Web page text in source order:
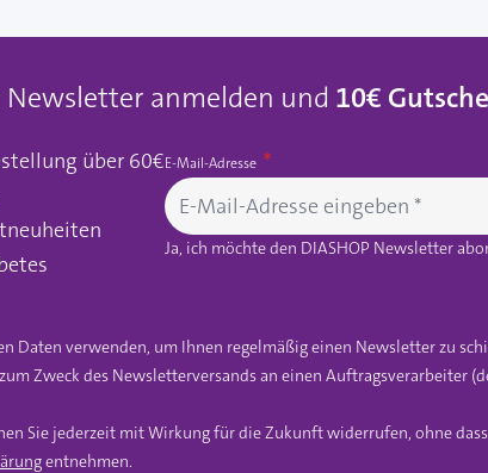
anmelden und 10€
über 60€E-Mail-Adresse
Ja, ich möchte den DIASHOP Newsletter
Daten verwenden, um Ihnen regelmäßig einen Newsletter zu
Zweck des Newsletterversands an einen Auftragsverarbeiter
Sie jederzeit mit Wirkung für die Zukunft widerrufen, ohne
entnehmen.